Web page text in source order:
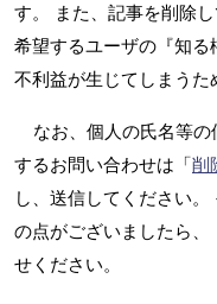
す。 また、記事を削除
希望するユーザの『知
不利益が生じてしまうた
なお、個人の氏名等
するお問い合わせは「削
し、送信してください
の点がございましたら、
せください。